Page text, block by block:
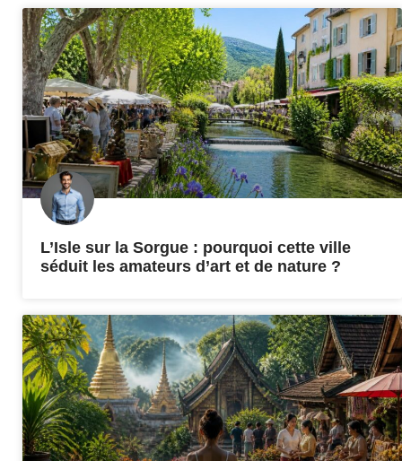
L’Isle sur la Sorgue : pourquoi cette ville
séduit les amateurs d’art et de nature ?